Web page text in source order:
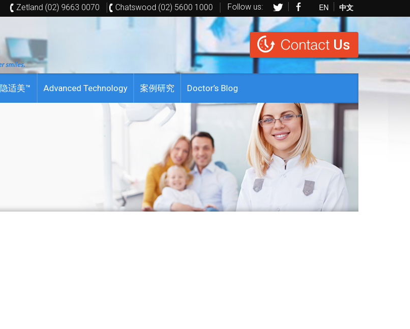
Zetland (02) 9663 0070 Chatswood (02) 5600 1000 Follow us: EN 中文
Contact Us
隐适美™ Advanced Technology 案例研究 Doctor’s Blog